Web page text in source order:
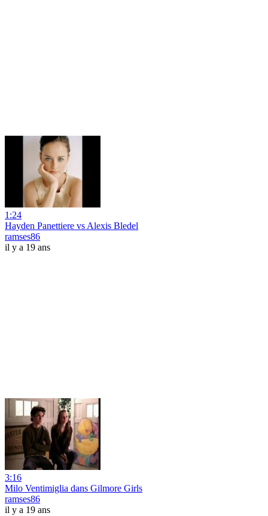
1:24
Hayden Panettiere vs Alexis Bledel
ramses86
il y a 19 ans
3:16
Milo Ventimiglia dans Gilmore Girls
ramses86
il y a 19 ans